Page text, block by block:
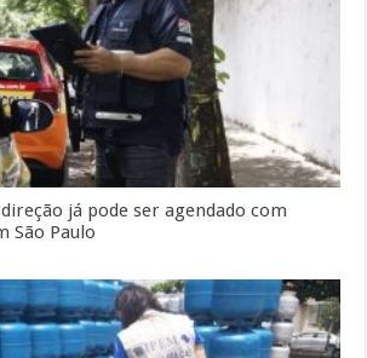
já pode ser agendado com
São Paulo